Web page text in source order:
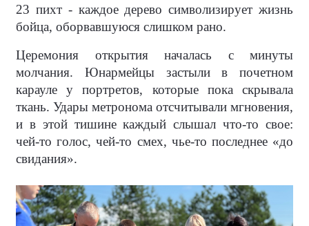
23 пихт - каждое дерево символизирует жизнь
бойца, оборвавшуюся слишком рано.
Церемония открытия началась с минуты
молчания. Юнармейцы застыли в почетном
карауле у портретов, которые пока скрывала
ткань. Удары метронома отсчитывали мгновения,
и в этой тишине каждый слышал что-то свое:
чей-то голос, чей-то смех, чье-то последнее «до
свидания».